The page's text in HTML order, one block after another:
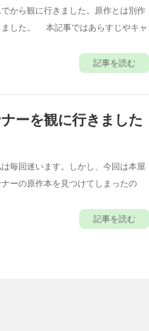
から観に行きました。原作とは別作
ました。 本記事ではあらすじやキャ
記事を読む
ーを観に行きました
毎回迷います。しかし、今回は本屋
ーの原作本を見つけてしまったの
記事を読む